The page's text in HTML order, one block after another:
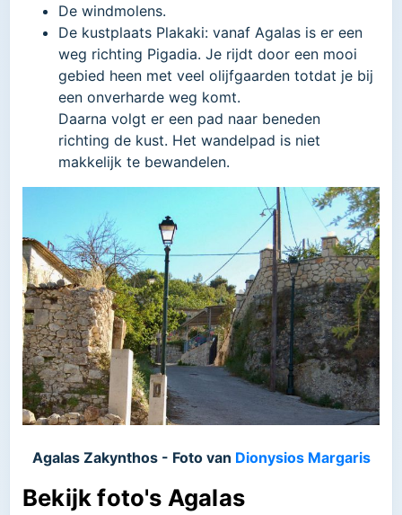
De windmolens.
De kustplaats Plakaki: vanaf Agalas is er een
weg richting Pigadia. Je rijdt door een mooi
gebied heen met veel olijfgaarden totdat je bij
een onverharde weg komt.
Daarna volgt er een pad naar beneden
richting de kust. Het wandelpad is niet
makkelijk te bewandelen.
Agalas Zakynthos - Foto van Dionysios Margaris
Bekijk foto's Agalas